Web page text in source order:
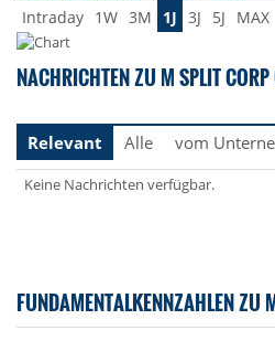
Intraday 1W 3M 1J 3J 5J MAX
NACHRICHTEN ZU M SPLIT
Relevant
Alle vom
Keine Nachrichten verfügbar.
FUNDAMENTALKENNZAHLEN ZU